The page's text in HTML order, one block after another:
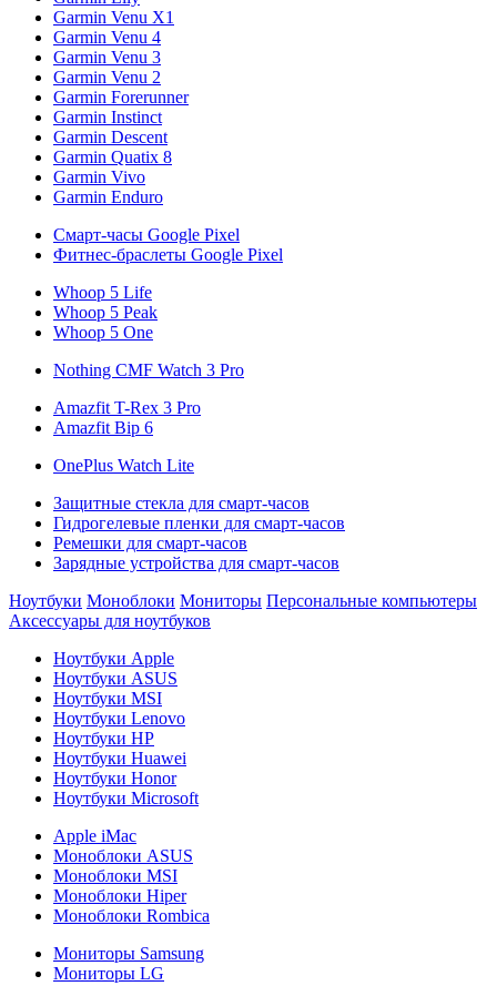
Garmin Venu X1
Garmin Venu 4
Garmin Venu 3
Garmin Venu 2
Garmin Forerunner
Garmin Instinct
Garmin Descent
Garmin Quatix 8
Garmin Vivo
Garmin Enduro
Смарт-часы Google Pixel
Фитнес-браслеты Google Pixel
Whoop 5 Life
Whoop 5 Peak
Whoop 5 One
Nothing CMF Watch 3 Pro
Amazfit T-Rex 3 Pro
Amazfit Bip 6
OnePlus Watch Lite
Защитные стекла для смарт-часов
Гидрогелевые пленки для смарт-часов
Ремешки для смарт-часов
Зарядные устройства для смарт-часов
Ноутбуки Моноблоки Мониторы Персональные компьютеры
Аксессуары для ноутбуков
Ноутбуки Apple
Ноутбуки ASUS
Ноутбуки MSI
Ноутбуки Lenovo
Ноутбуки HP
Ноутбуки Huawei
Ноутбуки Honor
Ноутбуки Microsoft
Apple iMac
Моноблоки ASUS
Моноблоки MSI
Моноблоки Hiper
Моноблоки Rombica
Мониторы Samsung
Мониторы LG